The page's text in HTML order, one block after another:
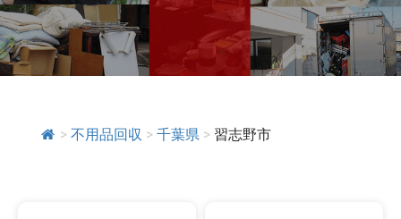
> 不用品回収 > 千葉県 > 習志野市